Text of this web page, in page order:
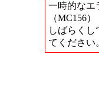
一時的なエ
（MC156）
しばらくし
てください